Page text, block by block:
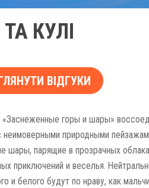
КУЛІ
ВІДГУКИ
горы и шары»
неимоверными природными
шары, парящие в прозрачных
приключений и веселья.
и белого будут по нраву, как